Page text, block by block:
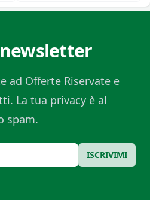
ad Offerte Riservate e
La tua privacy è al
spam.
ISCRIVIMI